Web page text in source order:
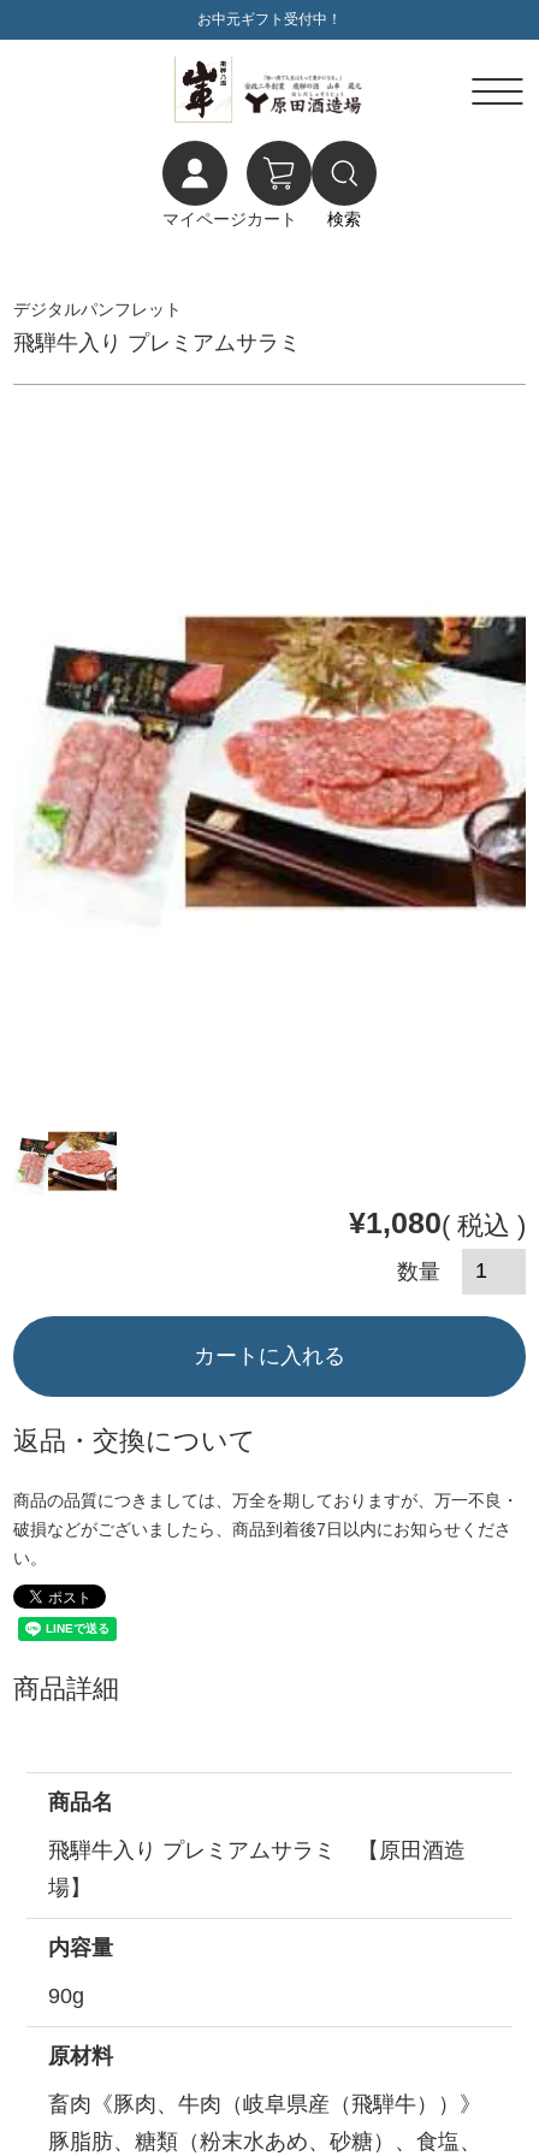
お中元ギフト受付中！
マイページカート 検索
デジタルパンフレット
飛騨牛入り プレミアムサラミ
¥1,080 税込
カートに入れる
返品・交換について
商品の品質につきましては、万全を期しておりますが、万一不良・
破損などがございましたら、商品到着後7日以内にお知らせくださ
い。
商品詳細
商品名
飛騨牛入り プレミアムサラミ 【原田酒造
場】
内容量
90g
原材料
畜肉《豚肉、牛肉（岐阜県産（飛騨牛））》
豚脂肪、糖類（粉末水あめ、砂糖）、食塩、